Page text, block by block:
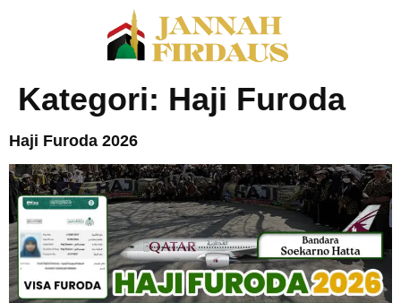
Kategori: Haji Furoda
Haji Furoda 2026